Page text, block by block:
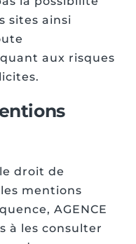
sites ainsi
aux risques
le droit de
mentions
AGENCE
à les consulter